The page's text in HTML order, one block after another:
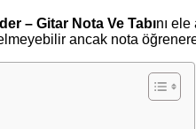
– Gitar Nota Ve Tabını
ancak nota